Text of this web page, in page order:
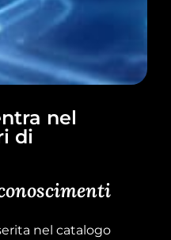
nel
di
nel catalogo